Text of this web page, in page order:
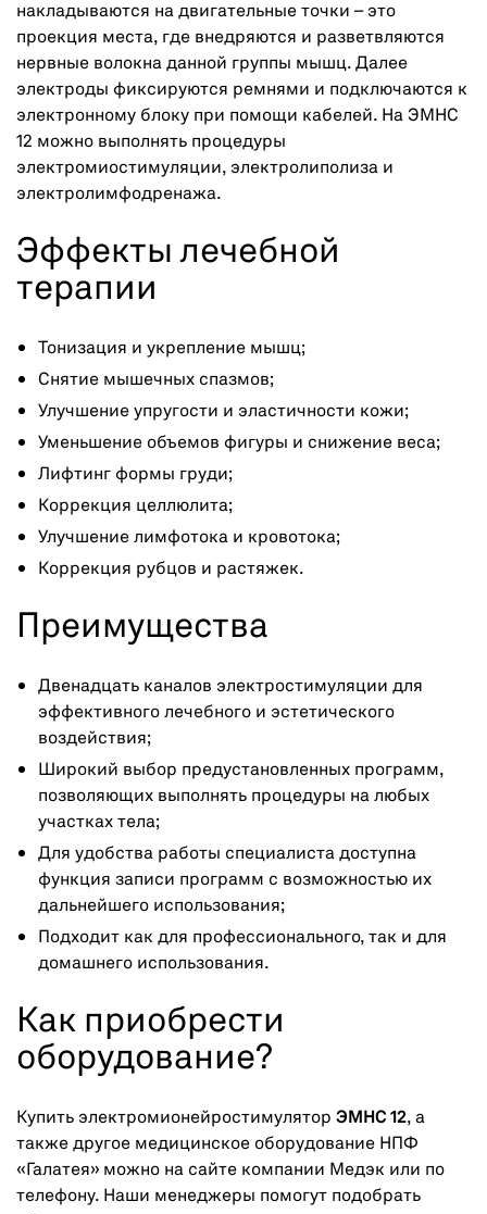
накладываются на двигательные точки – это
проекция места, где внедряются и разветвляются
нервные волокна данной группы мышц. Далее
электроды фиксируются ремнями и подключаются к
электронному блоку при помощи кабелей. На ЭМНС
12 можно выполнять процедуры
электромиостимуляции, электролиполиза и
электролимфодренажа.
Эффекты лечебной
терапии
Тонизация и укрепление мышц;
Снятие мышечных спазмов;
Улучшение упругости и эластичности кожи;
Уменьшение объемов фигуры и снижение веса;
Лифтинг формы груди;
Коррекция целлюлита;
Улучшение лимфотока и кровотока;
Коррекция рубцов и растяжек.
Преимущества
Двенадцать каналов электростимуляции для
эффективного лечебного и эстетического
воздействия;
Широкий выбор предустановленных программ,
позволяющих выполнять процедуры на любых
участках тела;
Для удобства работы специалиста доступна
функция записи программ с возможностью их
дальнейшего использования;
Подходит как для профессионального, так и для
домашнего использования.
Как приобрести
оборудование?
Купить электромионейростимулятор ЭМНС 12, а
также другое медицинское оборудование НПФ
«Галатея» можно на сайте компании Медэк или по
телефону. Наши менеджеры помогут подобрать